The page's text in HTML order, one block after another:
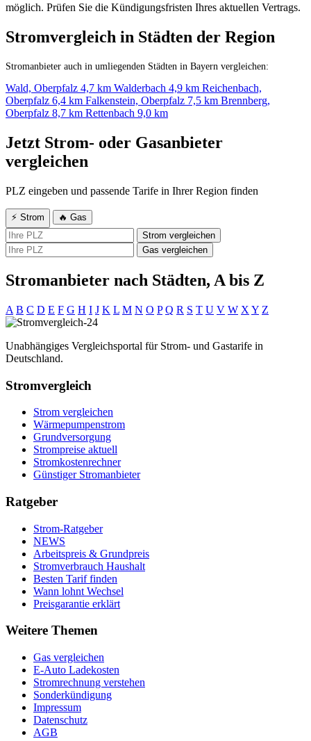
möglich. Prüfen Sie die Kündigungsfristen Ihres aktuellen Vertrags.
Stromvergleich in Städten der Region
Stromanbieter auch in umliegenden Städten in Bayern vergleichen:
Wald, Oberpfalz 4,7 km Walderbach 4,9 km Reichenbach,
Oberpfalz 6,4 km Falkenstein, Oberpfalz 7,5 km Brennberg,
Oberpfalz 8,7 km Rettenbach 9,0 km
Jetzt Strom- oder Gasanbieter
vergleichen
PLZ eingeben und passende Tarife in Ihrer Region finden
⚡ Strom
🔥 Gas
Strom vergleichen
Gas vergleichen
Stromanbieter nach Städten, A bis Z
A B C D E F G H I J K L M N O P Q R S T U V W X Y Z
Unabhängiges Vergleichsportal für Strom- und Gastarife in
Deutschland.
Stromvergleich
Strom vergleichen
Wärmepumpenstrom
Grundversorgung
Strompreise aktuell
Stromkostenrechner
Günstiger Stromanbieter
Ratgeber
Strom-Ratgeber
NEWS
Arbeitspreis & Grundpreis
Stromverbrauch Haushalt
Besten Tarif finden
Wann lohnt Wechsel
Preisgarantie erklärt
Weitere Themen
Gas vergleichen
E-Auto Ladekosten
Stromrechnung verstehen
Sonderkündigung
Impressum
Datenschutz
AGB